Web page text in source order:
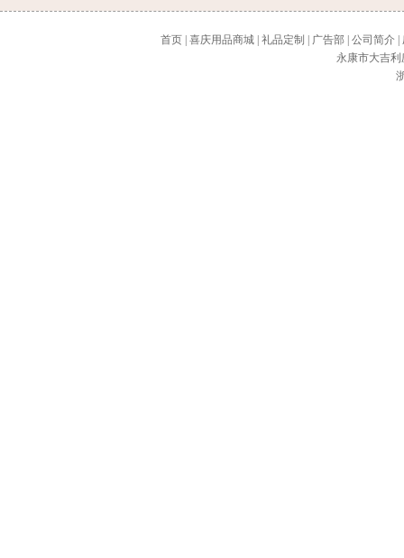
首页| 喜庆用品商城| 礼品定制 广告部| 公司简介|
永康市大吉